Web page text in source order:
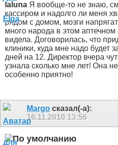
laluna Я вообще-то не знаю,
кассиром и надолго ли меня
рядом с домом, мозги
много народа в этом
видела. Договорилась, что
клиники, куда мне надо будет
дней на 12. Директор вчера
узнала сколько мне лет! Она
особенно приятно!
Margo сказал(-а):
16.11.2010 13:56